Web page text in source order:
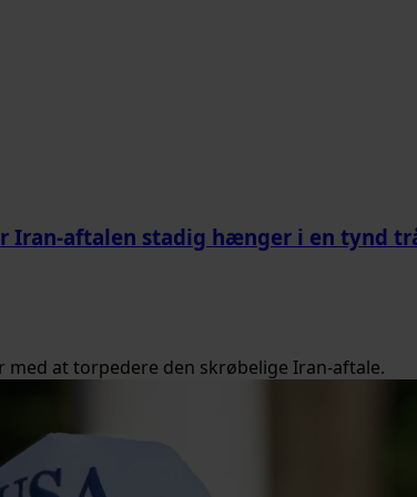
Iran-aftalen stadig hænger i en tynd
at torpedere den skrøbelige Iran-aftale.